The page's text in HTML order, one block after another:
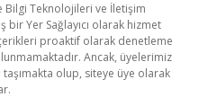
Bilgi Teknolojileri ve İletişim
bir Yer Sağlayıcı olarak hizmet
proaktif olarak denetleme
Ancak, üyelerimiz
olup, siteye üye olarak